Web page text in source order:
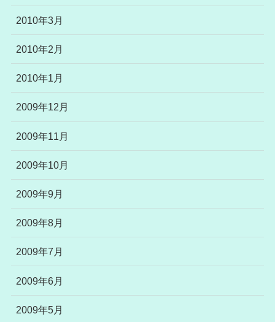
2010年3月
2010年2月
2010年1月
2009年12月
2009年11月
2009年10月
2009年9月
2009年8月
2009年7月
2009年6月
2009年5月